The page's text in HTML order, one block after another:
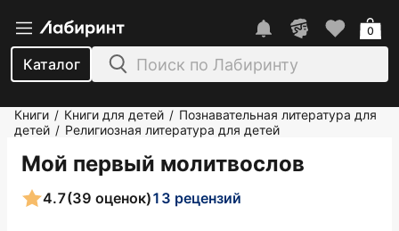
Каталог
0
Книги / Книги для детей / Познавательная литература для
детей / Религиозная литература для детей
Мой первый молитвослов
4.7(39 оценок)13 рецензий